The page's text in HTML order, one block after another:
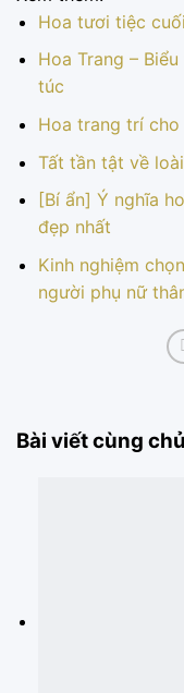
Hoa tươi tiệc
Hoa Trang –
túc
Hoa trang trí
Tất tần tật về
[Bí ẩn] Ý nghĩa
đẹp nhất
Kinh nghiệm
người phụ nữ
Bài viết cùng